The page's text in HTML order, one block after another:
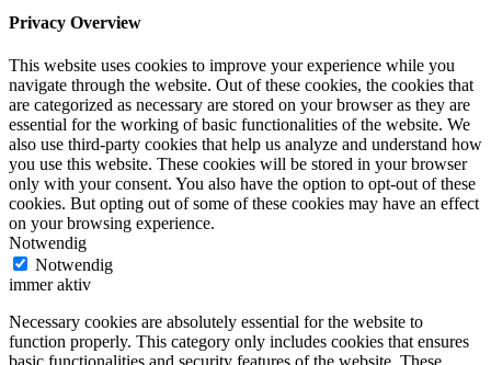
Privacy Overview
This website uses cookies to improve your experience while you
navigate through the website. Out of these cookies, the cookies that
are categorized as necessary are stored on your browser as they are
essential for the working of basic functionalities of the website. We
also use third-party cookies that help us analyze and understand how
you use this website. These cookies will be stored in your browser
only with your consent. You also have the option to opt-out of these
cookies. But opting out of some of these cookies may have an effect
on your browsing experience.
Notwendig
Notwendig
immer aktiv
Necessary cookies are absolutely essential for the website to
function properly. This category only includes cookies that ensures